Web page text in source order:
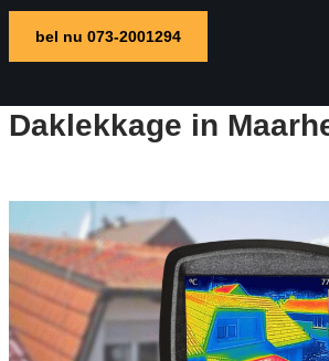
bel nu 073-2001294
Daklekkage in